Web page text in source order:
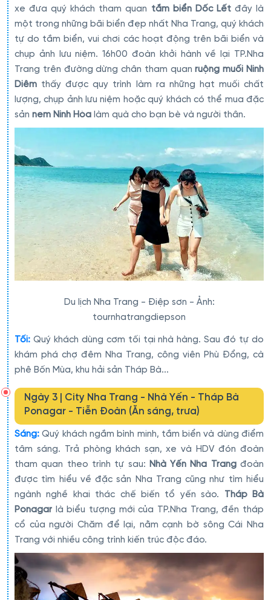
xe đưa quý khách tham quan tắm biển Dốc Lếtđây là
một trong những bãi biển đẹp nhất Nha Trang, quý khách
tự do tắm biển, vui chơi các hoạt động trên bãi biển và
chụp ảnh lưu niệm. 16h00 đoàn khởi hành về lại TP.Nha
Trang trên đường dừng chân tham quanruộng muối Ninh
Diêm thấy được quy trình làm ra những hạt muối chất
lượng, chụp ảnh lưu niệm hoặc quý khách có thể mua đặc
sản nem Ninh Hòa làm quà cho bạn bè và người thân.
Du lịch Nha Trang - Điệp sơn - Ảnh:
tournhatrangdiepson
Tối: Quý khách dùng cơm tối tại nhà hàng. Sau đó tự do
khám phá chợ đêm Nha Trang, công viên Phù Đổng, cà
phê Bốn Mùa, khu hải sản Tháp Bà...
Ngày 3 | City Nha Trang - Nhà Yến - Tháp Bà
Ponagar - Tiễn Đoàn (Ăn sáng, trưa)
Sáng: Quý khách ngắm bình minh, tắm biển và dùng điểm
tâm sáng. Trả phòng khách sạn, xe và HDV đón đoàn
tham quan theo trình tự sau: Nhà Yến Nha Trangđoàn
được tìm hiểu về đặc sản Nha Trang cũng như tìm hiểu
ngành nghề khai thác chế biến tổ yến sào. Tháp Bà
Ponagar là biểu tượng mới của TP.Nha Trang, đền tháp
cổ của người Chăm để lại, nằm cạnh bờ sông Cái Nha
Trang với nhiều công trình kiến trúc độc đáo.